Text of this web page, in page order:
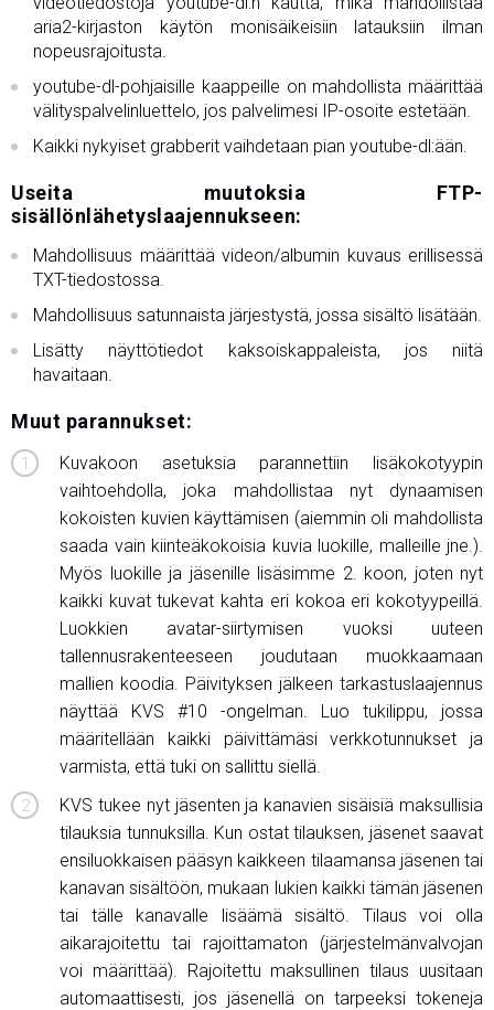
aria2-kirjaston käytön monisäikeisiin latauksiin ilman
nopeusrajoitusta.
youtube-dl-pohjaisille kaappeille on mahdollista määrittää
välityspalvelinluettelo, jos palvelimesi IP-osoite estetään.
Kaikki nykyiset grabberit vaihdetaan pian youtube-dl:ään.
Useita muutoksia FTP-
sisällönlähetyslaajennukseen:
Mahdollisuus määrittää videon/albumin kuvaus erillisessä
TXT-tiedostossa.
Mahdollisuus satunnaista järjestystä, jossa sisältö lisätään.
Lisätty näyttötiedot kaksoiskappaleista, jos niitä
havaitaan.
Muut parannukset:
Kuvakoon asetuksia parannettiin lisäkokotyypin
vaihtoehdolla, joka mahdollistaa nyt dynaamisen
kokoisten kuvien käyttämisen (aiemmin oli mahdollista
saada vain kiinteäkokoisia kuvia luokille, malleille jne.).
Myös luokille ja jäsenille lisäsimme 2. koon, joten nyt
kaikki kuvat tukevat kahta eri kokoa eri kokotyypeillä.
Luokkien avatar-siirtymisen vuoksi uuteen
tallennusrakenteeseen joudutaan muokkaamaan
mallien koodia. Päivityksen jälkeen tarkastuslaajennus
näyttää KVS #10 -ongelman. Luo tukilippu, jossa
määritellään kaikki päivittämäsi verkkotunnukset ja
varmista, että tuki on sallittu siellä.
KVS tukee nyt jäsenten ja kanavien sisäisiä maksullisia
tilauksia tunnuksilla. Kun ostat tilauksen, jäsenet saavat
ensiluokkaisen pääsyn kaikkeen tilaamansa jäsenen tai
kanavan sisältöön, mukaan lukien kaikki tämän jäsenen
tai tälle kanavalle lisäämä sisältö. Tilaus voi olla
aikarajoitettu tai rajoittamaton (järjestelmänvalvojan
voi määrittää). Rajoitettu maksullinen tilaus uusitaan
automaattisesti, jos jäsenellä on tarpeeksi tokeneja